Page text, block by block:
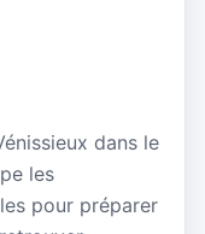
dans le
les
pour préparer